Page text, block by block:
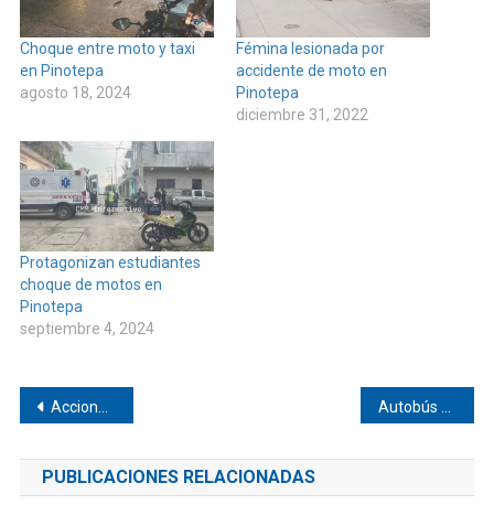
Choque entre moto y taxi
en Pinotepa
agosto 18, 2024
Fémina lesionada por
accidente de moto en
Pinotepa
diciembre 31, 2022
Protagonizan estudiantes
choque de motos en
Pinotepa
septiembre 4, 2024
Navegación
de
entradas
Acciones del nuevo gobierno en Huaxpaltepec Autobús se descompuso y cancelan viaje a Oaxaca de Pinotepa
PUBLICACIONES RELACIONADAS